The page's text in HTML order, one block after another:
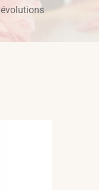
évolutions